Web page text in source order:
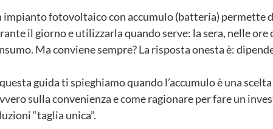
impianto fotovoltaico con accumulo (batteria) permette
il giorno e utilizzarla quando serve: la sera, nelle
Ma conviene sempre? La risposta onesta è:
guida ti spieghiamo quando l’accumulo è una
sulla convenienza e come ragionare per fare un
“taglia unica”.